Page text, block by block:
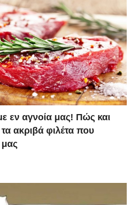
εν αγνοία μας! Πώς και
ακριβά φιλέτα που
μας